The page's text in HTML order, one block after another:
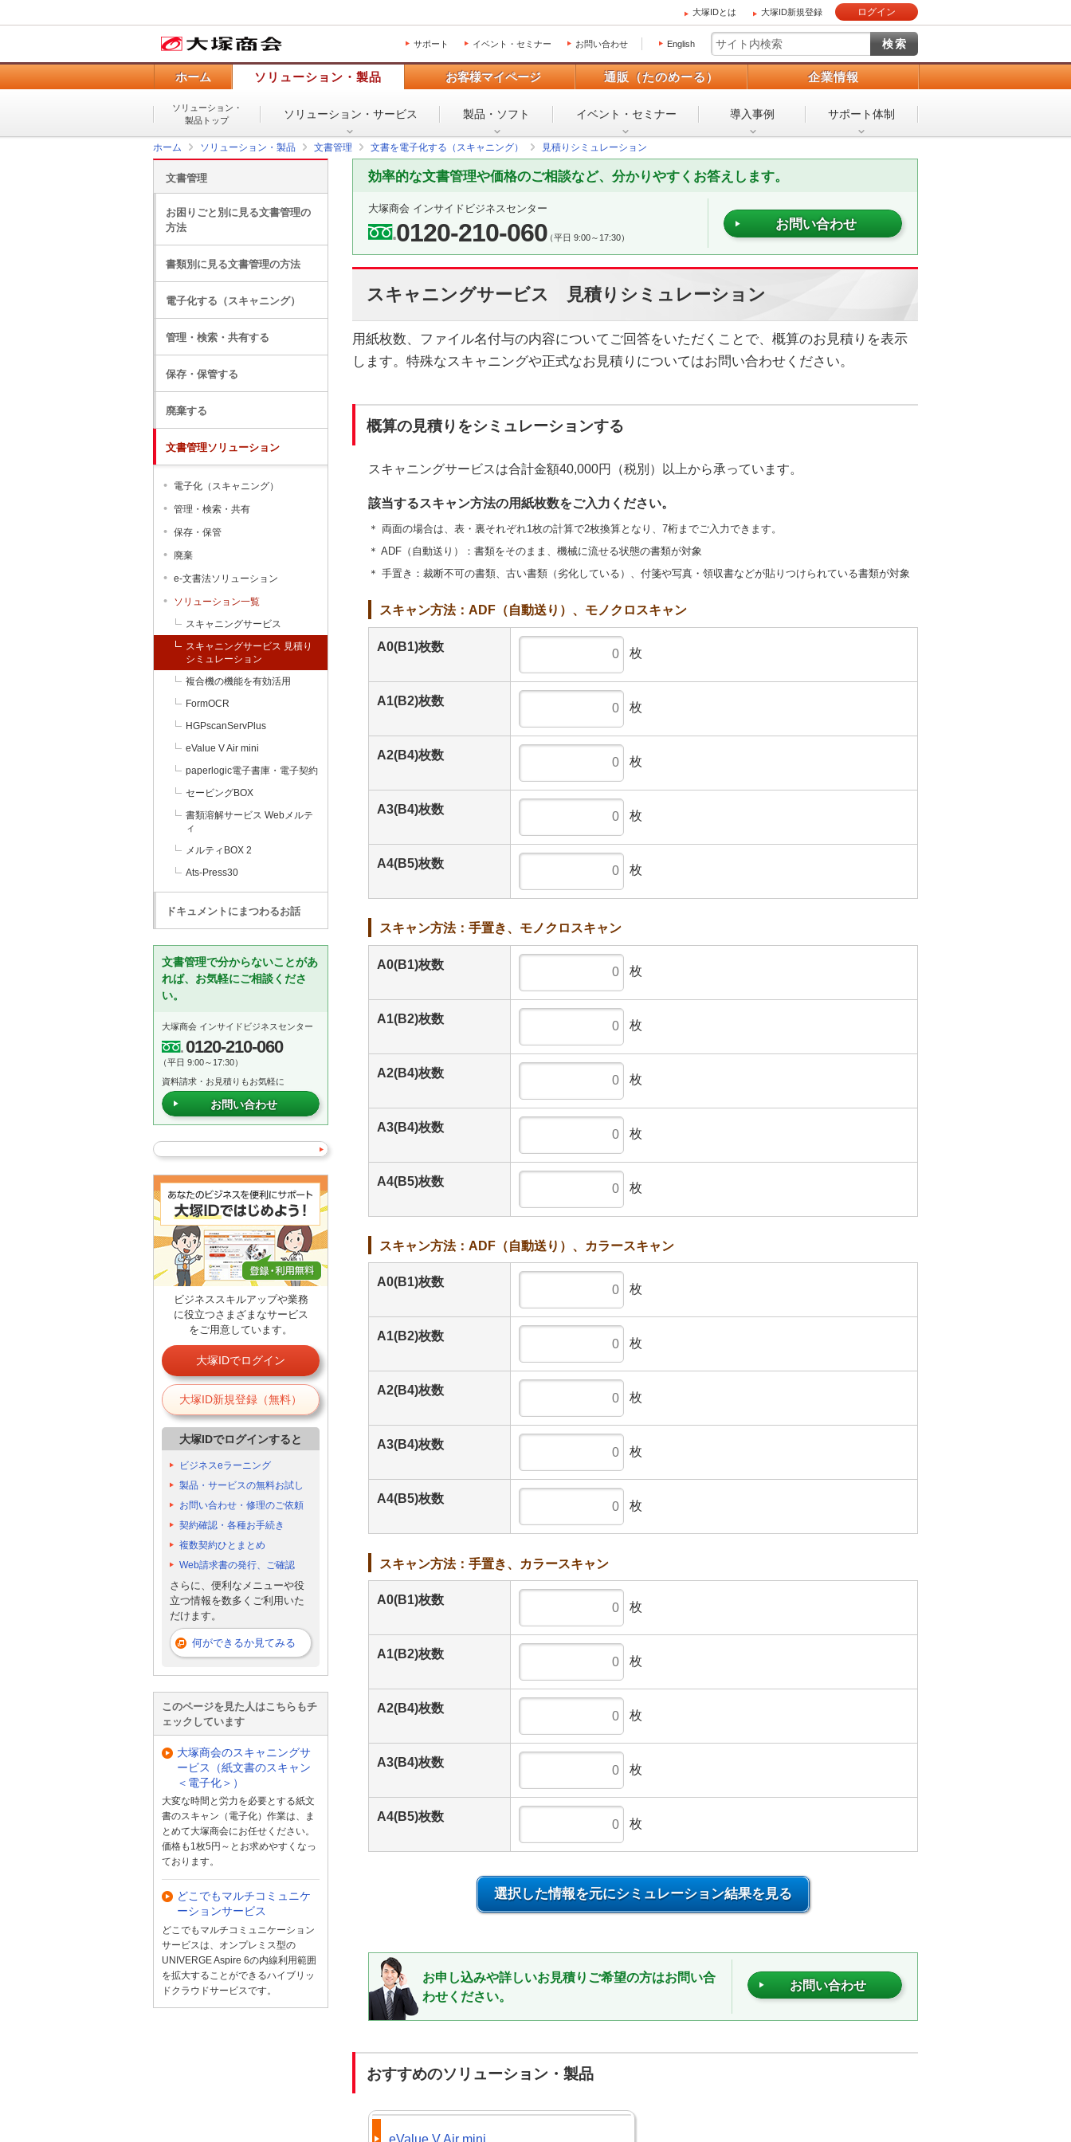
大塚IDとは 大塚ID新規登録 ログイン
サポート イベント・セミナー お問い合わせ English
ホーム ソリューション・製品 お客様マイページ 通販（たのめーる） 企業情報
ソリューション・
製品トップ
ソリューション・ サービス 製品・ソフト イベント・ セミナー 導入事例 サポート体制
ホーム ソリューション・製品 文書管理 文書を電子化する（スキャニング） 見積りシミュレーション
効率的な文書管理や価格のご相談など、分かりやすくお答えします。
大塚商会 インサイドビジネスセンター
0120-210-060（平日 9:00～17:30）
お問い合わせ
スキャニングサービス 見積りシミュレーション
用紙枚数、ファイル名付与の内容についてご回答をいただくことで、概算のお見積りを表示
します。特殊なスキャニングや正式なお見積りについてはお問い合わせください。
概算の見積りをシミュレーションする
スキャニングサービスは合計金額40,000円（税別）以上から承っています。
該当するスキャン方法の用紙枚数をご入力ください。
＊ 両面の場合は、表・裏それぞれ1枚の計算で2枚換算となり、7桁までご入力できます。
＊ ADF（自動送り）：書類をそのまま、機械に流せる状態の書類が対象
＊ 手置き：裁断不可の書類、古い書類（劣化している）、付箋や写真・領収書などが貼りつけられている書類が対象
スキャン方法：ADF（自動送り）、モノクロスキャン
A0(B1)枚数
枚
A1(B2)枚数
枚
A2(B4)枚数
枚
A3(B4)枚数
枚
A4(B5)枚数
枚
スキャン方法：手置き、モノクロスキャン
A0(B1)枚数
枚
A1(B2)枚数
枚
A2(B4)枚数
枚
A3(B4)枚数
枚
A4(B5)枚数
枚
スキャン方法：ADF（自動送り）、カラースキャン
A0(B1)枚数
枚
A1(B2)枚数
枚
A2(B4)枚数
枚
A3(B4)枚数
枚
A4(B5)枚数
枚
スキャン方法：手置き、カラースキャン
A0(B1)枚数
枚
A1(B2)枚数
枚
A2(B4)枚数
枚
A3(B4)枚数
枚
A4(B5)枚数
枚
選択した情報を元にシミュレーション結果を見る
お申し込みや詳しいお見積りご希望の方はお問い合
わせください。
お問い合わせ
おすすめのソリューション・製品
eValue V Air mini
文書管理
お困りごと別に見る文書管理の
方法
書類別に見る文書管理の方法
電子化する（スキャニング）
管理・検索・共有する
保存・保管する
廃棄する
文書管理ソリューション
電子化（スキャニング）
管理・検索・共有
保存・保管
廃棄
e-文書法ソリューション
ソリューション一覧
スキャニングサービス
スキャニングサービス 見積り
シミュレーション
複合機の機能を有効活用
FormOCR
HGPscanServPlus
eValue V Air mini
paperlogic電子書庫・電子契約
セービングBOX
書類溶解サービス Webメルテ
ィ
メルティBOX 2
Ats-Press30
ドキュメントにまつわるお話
文書管理で分からないことがあ
れば、お気軽にご相談くださ
い。
大塚商会 インサイドビジネスセンター
0120-210-060
（平日 9:00～17:30）
資料請求・お見積りもお気軽に
お問い合わせ
ビジネススキルアップや業務
に役立つさまざまなサービス
をご用意しています。
大塚IDでログイン
大塚ID新規登録（無料）
大塚IDでログインすると
ビジネスeラーニング
製品・サービスの無料お試し
お問い合わせ・修理のご依頼
契約確認・各種お手続き
複数契約ひとまとめ
Web請求書の発行、ご確認
さらに、便利なメニューや役
立つ情報を数多くご利用いた
だけます。
何ができるか見てみる
このページを見た人はこちらもチ
ェックしています
大塚商会のスキャニングサ
ービス（紙文書のスキャン
＜電子化＞）
大変な時間と労力を必要とする紙文
書のスキャン（電子化）作業は、ま
とめて大塚商会にお任せください。
価格も1枚5円～とお求めやすくなっ
ております。
どこでもマルチコミュニケ
ーションサービス
どこでもマルチコミュニケーション
サービスは、オンプレミス型の
UNIVERGE Aspire 6の内線利用範囲
を拡大することができるハイブリッ
ドクラウドサービスです。